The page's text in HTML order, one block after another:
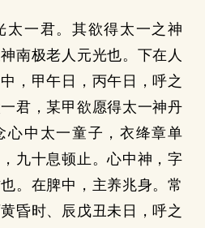
太一君。其欲得太一之神
南极老人元光也。下在人
，甲午日，丙午日，呼之
君，某甲欲愿得太一神丹
心中太一童子，衣绛章单
九十息顿止。心中神，字
。在脾中，主养兆身。常
昏时、辰戊丑未日，呼之